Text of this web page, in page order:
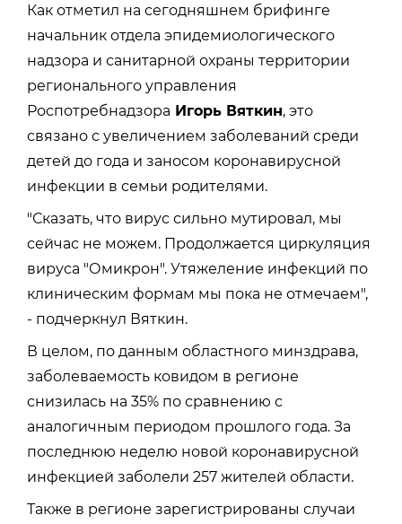
Как отметил на сегодняшнем брифинге
начальник отдела эпидемиологического
надзора и санитарной охраны территории
регионального управления
Роспотребнадзора Игорь Вяткин, это
связано с увеличением заболеваний среди
детей до года и заносом коронавирусной
инфекции в семьи родителями.
"Сказать, что вирус сильно мутировал, мы
сейчас не можем. Продолжается циркуляция
вируса "Омикрон". Утяжеление инфекций по
клиническим формам мы пока не отмечаем",
- подчеркнул Вяткин.
В целом, по данным областного минздрава,
заболеваемость ковидом в регионе
снизилась на 35% по сравнению с
аналогичным периодом прошлого года. За
последнюю неделю новой коронавирусной
инфекцией заболели 257 жителей области.
Также в регионе зарегистрированы случаи